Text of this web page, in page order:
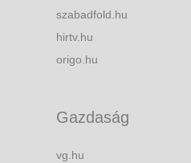
szabadfold.hu
hirtv.hu
origo.hu
Gazdaság
vg.hu